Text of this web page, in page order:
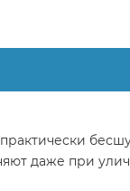
даже при